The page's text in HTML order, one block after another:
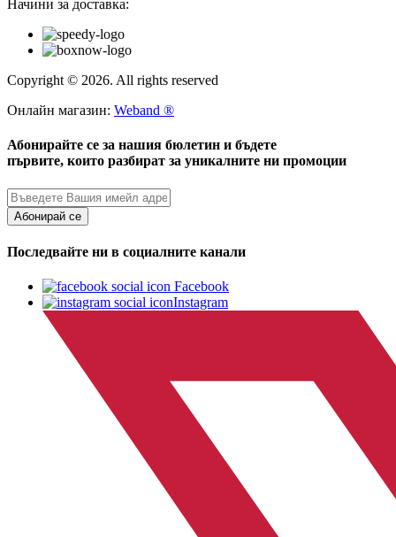
Начини за доставка:
Copyright © 2026. All rights reserved
Онлайн магазин: Weband ®
Абонирайте се за нашия бюлетин и бъдете
първите, които разбират за уникалните ни промоции
Абонирай се
Последвайте ни в социалните канали
Facebook
Instagram